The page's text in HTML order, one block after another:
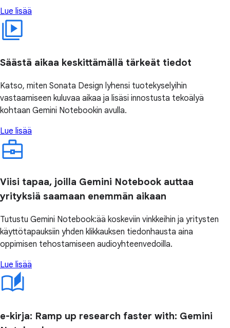
Lue lisää
Säästä aikaa keskittämällä tärkeät tiedot
Katso, miten Sonata Design lyhensi tuotekyselyihin
vastaamiseen kuluvaa aikaa ja lisäsi innostusta tekoälyä
kohtaan Gemini Notebookin avulla.
Lue lisää
Viisi tapaa, joilla Gemini Notebook auttaa
yrityksiä saamaan enemmän aikaan
Tutustu Gemini Notebook:ää koskeviin vinkkeihin ja yritysten
käyttötapauksiin yhden klikkauksen tiedonhausta aina
oppimisen tehostamiseen audioyhteenvedoilla.
Lue lisää
e-kirja: Ramp up research faster with: Gemini